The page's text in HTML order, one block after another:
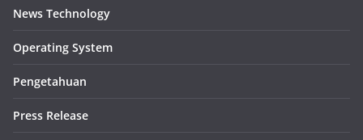
News Technology
Operating System
Pengetahuan
Press Release